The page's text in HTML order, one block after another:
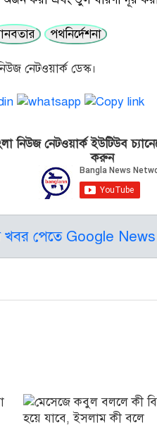
পথনির্দেশনা
নেটওয়ার্ক ডেস্ক।
নিউজ নেটওয়ার্ক ইউটিউব
করুন
খবর পেতে Google